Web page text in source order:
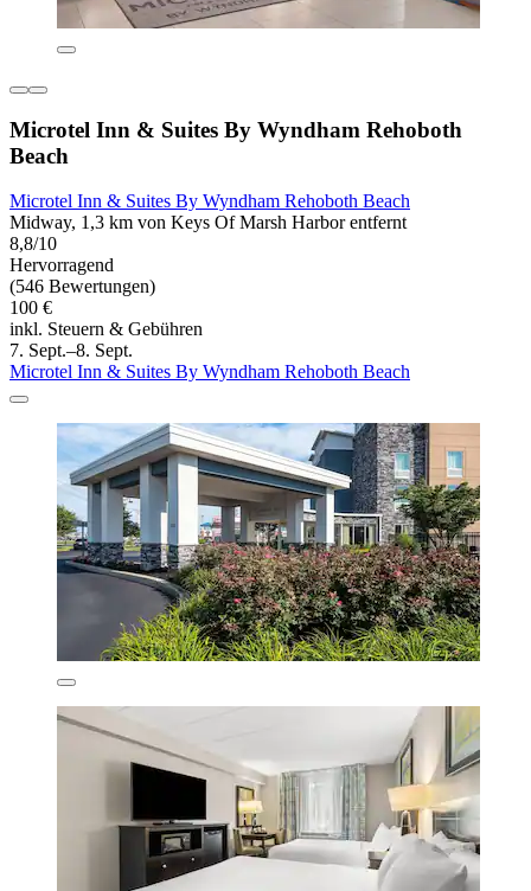
Microtel Inn & Suites By Wyndham Rehoboth
Beach
Microtel Inn & Suites By Wyndham Rehoboth Beach
Midway, 1,3 km von Keys Of Marsh Harbor entfernt
8,8/10
Hervorragend
(546 Bewertungen)
100 €
inkl. Steuern & Gebühren
7. Sept.–8. Sept.
Microtel Inn & Suites By Wyndham Rehoboth Beach